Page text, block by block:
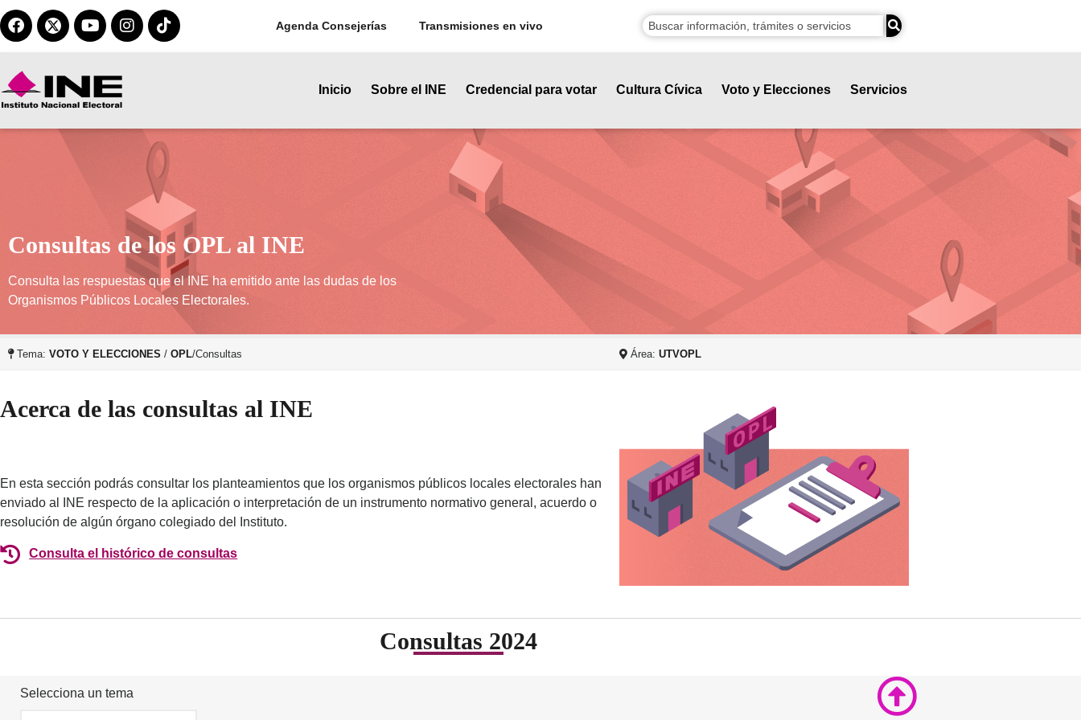
Agenda Consejerías Transmisiones en vivo
Inicio Sobre el INE Credencial para votar Cultura Cívica Voto y Elecciones Servicios
Consultas de los OPL al INE
Consulta las respuestas que el INE ha emitido ante las dudas de los
Organismos Públicos Locales Electorales.
Tema: VOTO Y ELECCIONES / OPL/Consultas Área: UTVOPL
Acerca de las consultas al INE
En esta sección podrás consultar los planteamientos que los organismos públicos locales electorales han
enviado al INE respecto de la aplicación o interpretación de un instrumento normativo general, acuerdo o
resolución de algún órgano colegiado del Instituto.
Consulta el histórico de consultas
Consultas 2024
Selecciona un tema